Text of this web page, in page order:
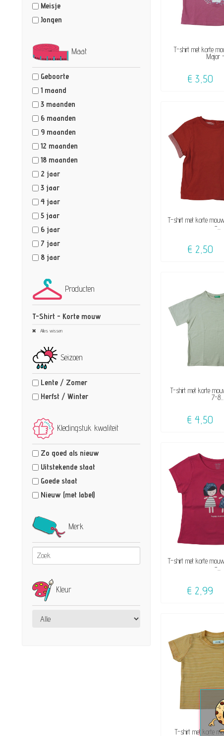
Meisje
Jongen
Maat
Geboorte
1 maand
3 maanden
6 maanden
9 maanden
12 maanden
18 maanden
2 jaar
3 jaar
4 jaar
5 jaar
6 jaar
7 jaar
8 jaar
Producten
T-Shirt - Korte mouw
Alles wissen
Seizoen
Lente / Zomer
Herfst / Winter
Kledingstuk kwaliteit
Zo goed als nieuw
Uitstekende staat
Goede staat
Nieuw (met label)
Merk
Kleur
T-shirt met korte
Major -...
€ 3,50
T-shirt met korte
-...
€ 2,50
T-shirt met korte
7-8...
€ 4,50
T-shirt met korte
-...
€ 2,99
T-shirt met korte